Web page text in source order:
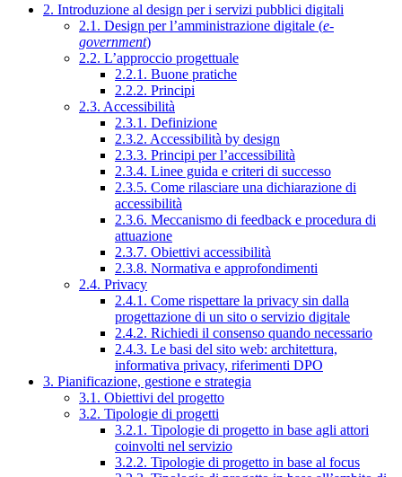
2. Introduzione al design per i servizi pubblici digitali
2.1. Design per l’amministrazione digitale (e-
government)
2.2. L’approccio progettuale
2.2.1. Buone pratiche
2.2.2. Principi
2.3. Accessibilità
2.3.1. Definizione
2.3.2. Accessibilità by design
2.3.3. Principi per l’accessibilità
2.3.4. Linee guida e criteri di successo
2.3.5. Come rilasciare una dichiarazione di
accessibilità
2.3.6. Meccanismo di feedback e procedura di
attuazione
2.3.7. Obiettivi accessibilità
2.3.8. Normativa e approfondimenti
2.4. Privacy
2.4.1. Come rispettare la privacy sin dalla
progettazione di un sito o servizio digitale
2.4.2. Richiedi il consenso quando necessario
2.4.3. Le basi del sito web: architettura,
informativa privacy, riferimenti DPO
3. Pianificazione, gestione e strategia
3.1. Obiettivi del progetto
3.2. Tipologie di progetti
3.2.1. Tipologie di progetto in base agli attori
coinvolti nel servizio
3.2.2. Tipologie di progetto in base al focus